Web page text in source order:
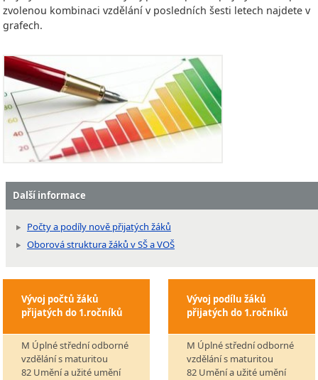
zvolenou kombinaci vzdělání v posledních šesti letech najdete v
grafech.
Další informace
Počty a podíly nově přijatých žáků
Oborová struktura žáků v SŠ a VOŠ
Vývoj počtů žáků
přijatých do 1.ročníků
M Úplné střední odborné
vzdělání s maturitou
82 Umění a užité umění
Vývoj podílu žáků
přijatých do 1.ročníků
M Úplné střední odborné
vzdělání s maturitou
82 Umění a užité umění